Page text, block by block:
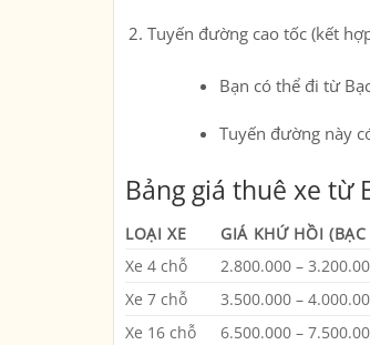
Tuyến đường cao tốc (kết
Bạn có thể đi từ
Tuyến đường này
Bảng giá thuê xe từ
LOẠI XE GIÁ KHỨ HỒI
Xe 4 chỗ
2.800.000 –
Xe 7 chỗ
3.500.000 –
Xe 16 chỗ
6.500.000 –